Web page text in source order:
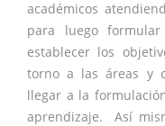
académicos
para luego
establecer los
torno a las áreas y
llegar a la
aprendizaje. Así